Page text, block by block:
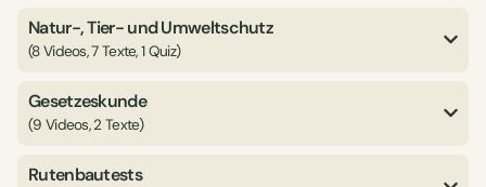
Natur-, Tier- und Umweltschutz
(8 Videos, 7 Texte, 1 Quiz)
Gesetzeskunde
(9 Videos, 2 Texte)
Rutenbautests